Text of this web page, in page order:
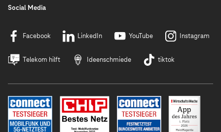
Social Media
Facebook LinkedIn YouTube Instagram
Telekom hilft Ideenschmiede tiktok